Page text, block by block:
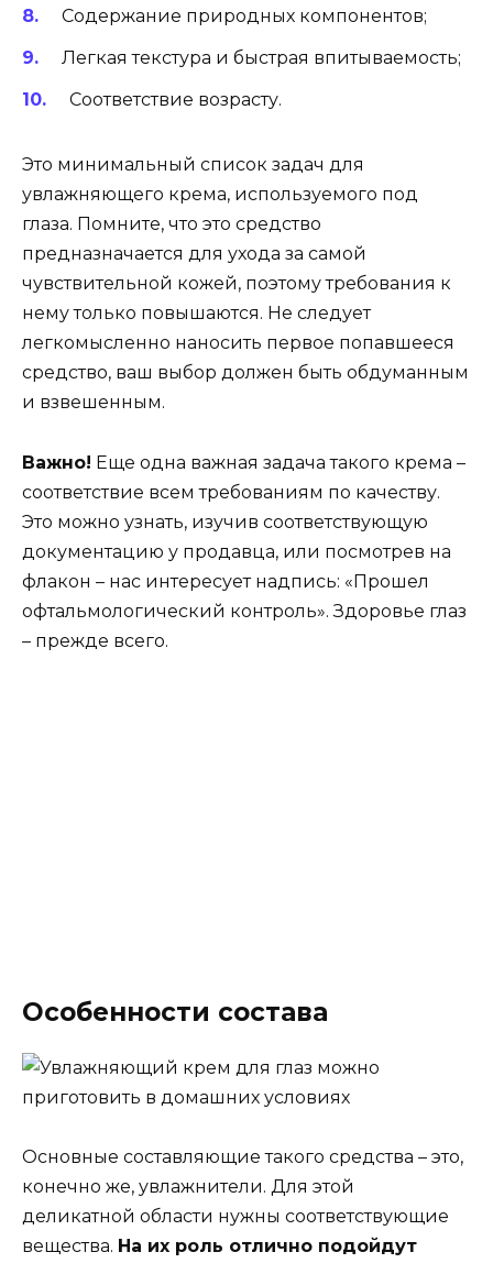
Содержание природных компонентов;
Легкая текстура и быстрая впитываемость;
Соответствие возрасту.
Это минимальный список задач для
увлажняющего крема, используемого под
глаза. Помните, что это средство
предназначается для ухода за самой
чувствительной кожей, поэтому требования к
нему только повышаются. Не следует
легкомысленно наносить первое попавшееся
средство, ваш выбор должен быть обдуманным
и взвешенным.
Важно! Еще одна важная задача такого крема –
соответствие всем требованиям по качеству.
Это можно узнать, изучив соответствующую
документацию у продавца, или посмотрев на
флакон – нас интересует надпись: «Прошел
офтальмологический контроль». Здоровье глаз
– прежде всего.
Особенности состава
Основные составляющие такого средства – это,
конечно же, увлажнители. Для этой
деликатной области нужны соответствующие
вещества. На их роль отлично подойдут